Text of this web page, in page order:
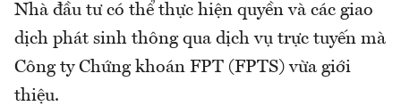
Nhà đầu tư có thể thực hiện quyền và các giao
dịch phát sinh thông qua dịch vụ trực tuyến mà
Công ty Chứng khoán FPT (FPTS) vừa giới
thiệu.